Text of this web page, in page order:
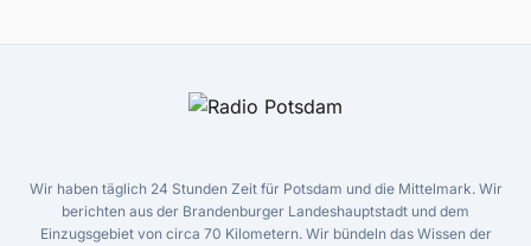
Wir haben täglich 24 Stunden Zeit für Potsdam und die Mittelmark. Wir
berichten aus der Brandenburger Landeshauptstadt und dem
Einzugsgebiet von circa 70 Kilometern. Wir bündeln das Wissen der